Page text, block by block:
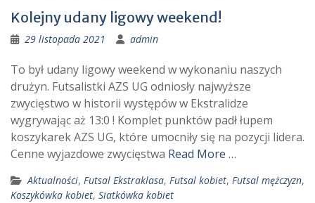
Kolejny udany ligowy weekend!
29 listopada 2021 admin
To był udany ligowy weekend w wykonaniu naszych
drużyn. Futsalistki AZS UG odniosły najwyższe
zwycięstwo w historii występów w Ekstralidze
wygrywając aż 13:0 ! Komplet punktów padł łupem
koszykarek AZS UG, które umocniły się na pozycji lidera.
Cenne wyjazdowe zwycięstwa Read More …
Aktualności, Futsal Ekstraklasa, Futsal kobiet, Futsal mężczyzn,
Koszykówka kobiet, Siatkówka kobiet